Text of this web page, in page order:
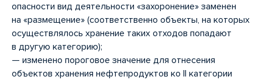
опасности вид деятельности «захоронение» заменен
на «размещение» (соответственно объекты, на которых
осуществлялось хранение таких отходов попадают
в другую категорию);
— изменено пороговое значение для отнесения
объектов хранения нефтепродуктов ко II категории